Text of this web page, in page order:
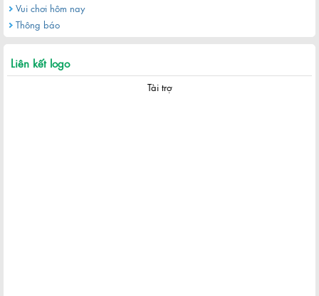
Vui chơi hôm nay
Thông báo
Liên kết logo
Tài trợ